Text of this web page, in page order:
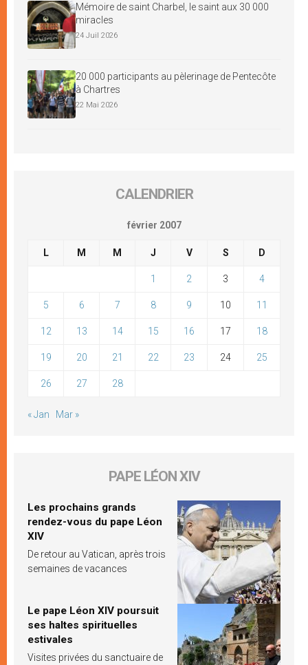
Mémoire de saint Charbel, le saint aux 30 000
miracles
24 Juil 2026
20 000 participants au pèlerinage de Pentecôte
à Chartres
22 Mai 2026
CALENDRIER
février 2007
L M M J V S D
1 2 3 4
5 6 7 8 9 10 11
12 13 14 15 16 17 18
19 20 21 22 23 24 25
26 27 28
« Jan Mar »
PAPE LÉON XIV
Les prochains grands
rendez-vous du pape Léon
XIV
De retour au Vatican, après trois
semaines de vacances
Le pape Léon XIV poursuit
ses haltes spirituelles
estivales
Visites privées du sanctuaire de